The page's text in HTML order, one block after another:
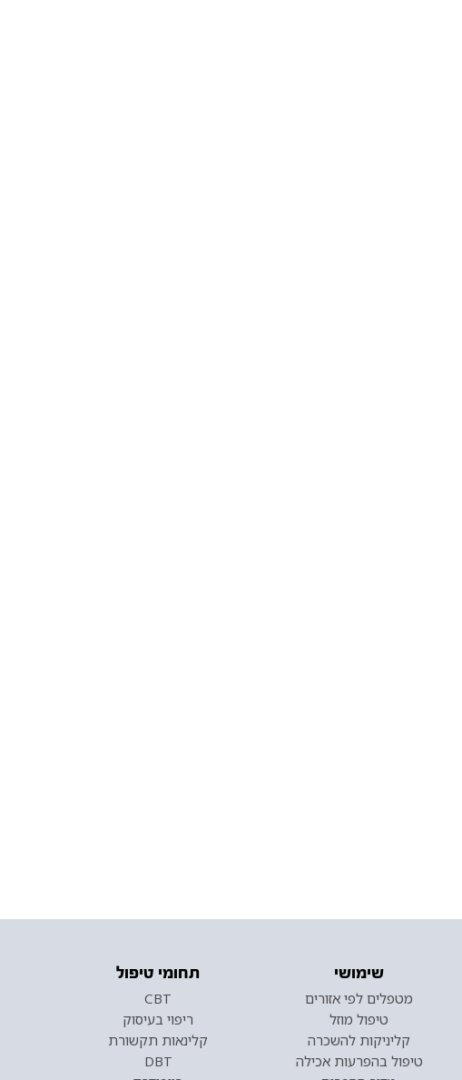
שימושי
מטפלים לפי אזורים
טיפול מוזל
קליניקות להשכרה
טיפול בהפרעות אכילה
תחומי טיפול
CBT
ריפוי בעיסוק
קלינאות תקשורת
DBT